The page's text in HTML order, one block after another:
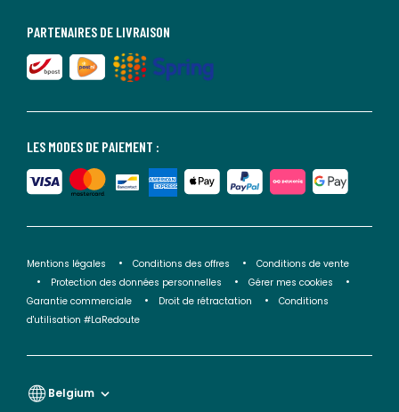
LES MODES DE PAIEMENT :
PARTENAIRES DE LIVRAISON
Mentions légales Conditions des offres
Conditions de vente
Protection des données personnelles
Gérer mes cookies
Garantie commerciale
Droit de rétractation
Conditions
d'utilisation #LaRedoute
Belgium